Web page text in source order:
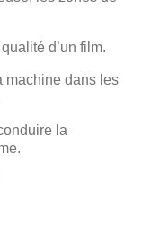
d’un film.
machine dans les
la